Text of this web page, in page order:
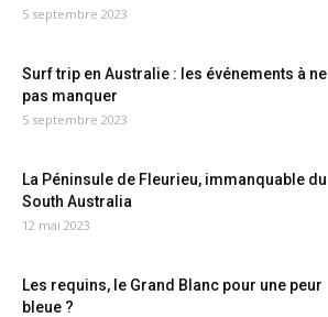
5 septembre 2023
Surf trip en Australie : les événements à ne
pas manquer
5 septembre 2023
La Péninsule de Fleurieu, immanquable du
South Australia
12 mai 2023
Les requins, le Grand Blanc pour une peur
bleue ?